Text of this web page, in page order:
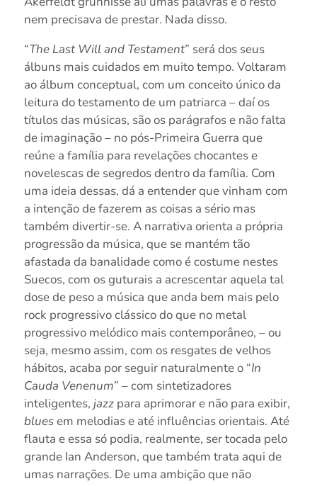
nem precisava de prestar. Nada disso.
“The Last Will and Testament” será dos seus
álbuns mais cuidados em muito tempo. Voltaram
ao álbum conceptual, com um conceito único da
leitura do testamento de um patriarca – daí os
títulos das músicas, são os parágrafos e não falta
de imaginação – no pós-Primeira Guerra que
reúne a família para revelações chocantes e
novelescas de segredos dentro da família. Com
uma ideia dessas, dá a entender que vinham com
a intenção de fazerem as coisas a sério mas
também divertir-se. A narrativa orienta a própria
progressão da música, que se mantém tão
afastada da banalidade como é costume nestes
Suecos, com os guturais a acrescentar aquela tal
dose de peso a música que anda bem mais pelo
rock progressivo clássico do que no metal
progressivo melódico mais contemporâneo, – ou
seja, mesmo assim, com os resgates de velhos
hábitos, acaba por seguir naturalmente o “In
Cauda Venenum” – com sintetizadores
inteligentes, jazzpara aprimorar e não para exibir,
bluesem melodias e até influências orientais. Até
flauta e essa só podia, realmente, ser tocada pelo
grande Ian Anderson, que também trata aqui de
umas narrações. De uma ambição que não